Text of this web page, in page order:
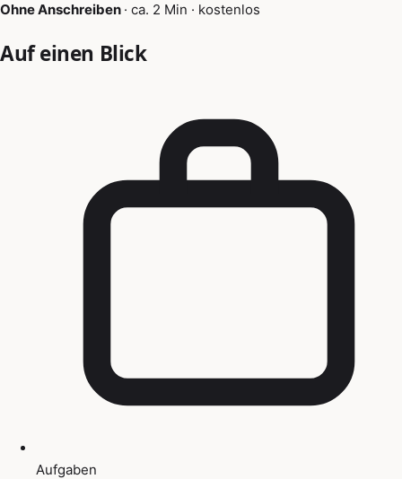
Ohne Anschreiben · ca. 2 Min · kostenlos
Auf einen Blick
Aufgaben